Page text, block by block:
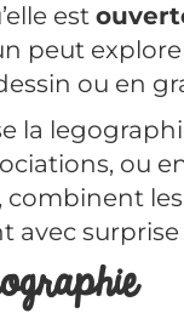
est
peut
ou en
la
ou
avec